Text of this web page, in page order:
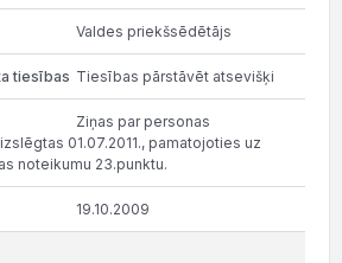
Valdes priekšsēdētājs
Tiesības pārstāvēt atsevišķi
Ziņas par personas
01.07.2011., pamatojoties uz
noteikumu 23.punktu.
19.10.2009